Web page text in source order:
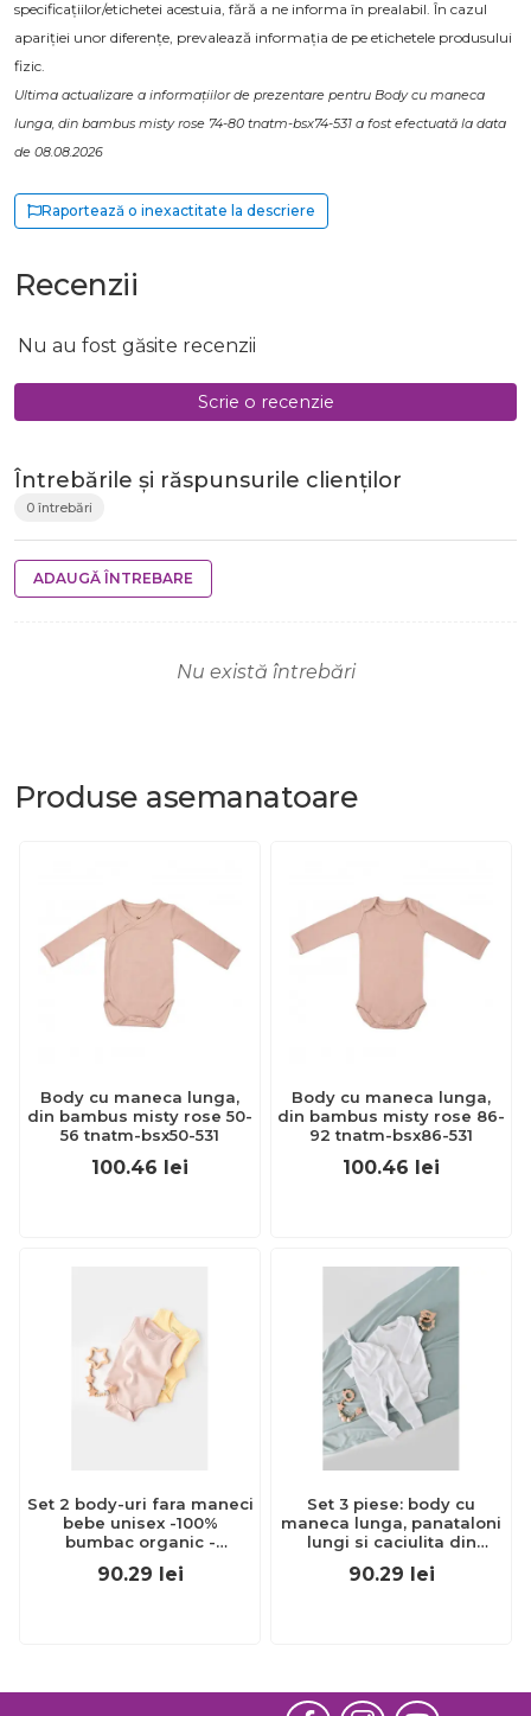
specificațiilor/etichetei acestuia, fără a ne informa în prealabil. În cazul
apariției unor diferențe, prevalează informația de pe etichetele produsului
fizic.
Ultima actualizare a informațiilor de prezentare pentru Body cu maneca
lunga, din bambus misty rose 74-80 tnatm-bsx74-531 a fost efectuată la data
de 08.08.2026
Raportează o inexactitate la descriere
Recenzii
Nu au fost găsite recenzii
Scrie o recenzie
Întrebările și răspunsurile clienților
0 întrebări
ADAUGĂ ÎNTREBARE
Nu există întrebări
Produse asemanatoare
Body cu maneca lunga,
din bambus misty rose 50-
56 tnatm-bsx50-531
100.46 lei
Body cu maneca lunga,
din bambus misty rose 86-
92 tnatm-bsx86-531
100.46 lei
Set 2 body-uri fara maneci
bebe unisex -100%
bumbac organic -
Galben/Roz, Baby Cosy
(Marime: 6-9 luni) JEMBC-
90.29 lei
Set 3 piese: body cu
maneca lunga, panataloni
lungi si caciulita din
bumbac organic si modal
- Alb, Baby Cosy (Marime:
90.29 lei